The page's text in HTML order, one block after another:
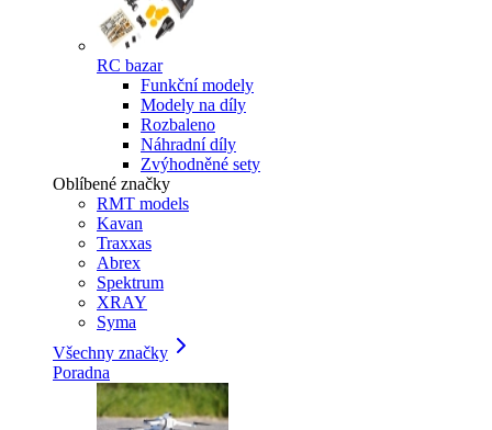
RC bazar
Funkční modely
Modely na díly
Rozbaleno
Náhradní díly
Zvýhodněné sety
Oblíbené značky
RMT models
Kavan
Traxxas
Abrex
Spektrum
XRAY
Syma
Všechny značky
Poradna